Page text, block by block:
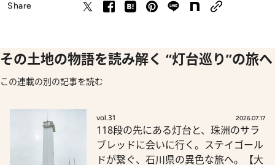
Share
その土地の物語を読み解く “灯台巡り”の旅へ
この連載の別の記事を読む
vol.31 2026.07.17
118段の先にある灯台と、珠洲のサラ
ブレッドに会いに行く。ステイゴール
ドが繋ぐ、石川県の異色な旅へ。【大